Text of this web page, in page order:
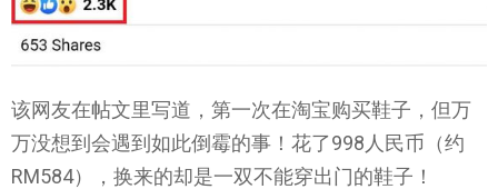
该网友在帖文里写道，第一次在淘宝购买鞋子，但万
万没想到会遇到如此倒霉的事！花了998人民币（约
RM584），换来的却是一双不能穿出门的鞋子！